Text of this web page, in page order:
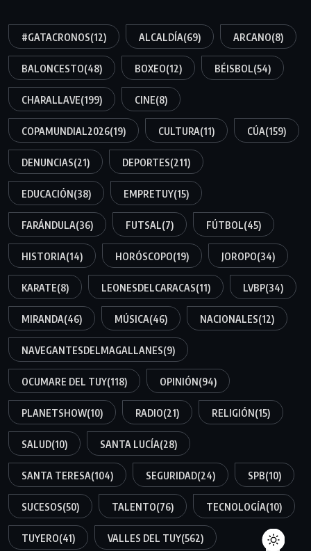
#GATACRONOS(12) ALCALDÍA(69) ARCANO(8)
BALONCESTO(48) BOXEO(12) BÉISBOL(54)
CHARALLAVE(199) CINE(8)
COPAMUNDIAL2026(19) CULTURA(11) CÚA(159)
DENUNCIAS(21) DEPORTES(211)
EDUCACIÓN(38) EMPRETUY(15)
FARÁNDULA(36) FUTSAL(7) FÚTBOL(45)
HISTORIA(14) HORÓSCOPO(19) JOROPO(34)
KARATE(8) LEONESDELCARACAS(11) LVBP(34)
MIRANDA(46) MÚSICA(46) NACIONALES(12)
NAVEGANTESDELMAGALLANES(9)
OCUMARE DEL TUY(118) OPINIÓN(94)
PLANETSHOW(10) RADIO(21) RELIGIÓN(15)
SALUD(10) SANTA LUCÍA(28)
SANTA TERESA(104) SEGURIDAD(24) SPB(10)
SUCESOS(50) TALENTO(76) TECNOLOGÍA(10)
TUYERO(41) VALLES DEL TUY(562)